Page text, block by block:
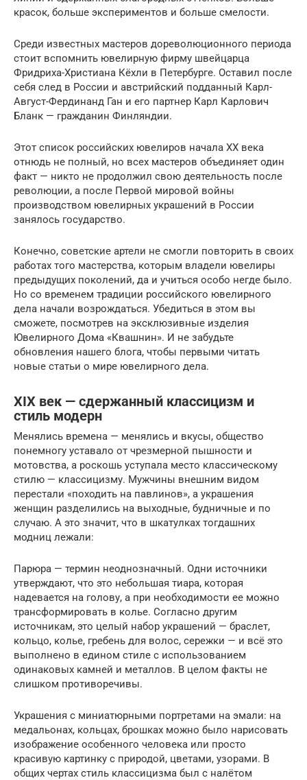
красок, больше экспериментов и больше смелости.
Среди известных мастеров дореволюционного периода
стоит вспомнить ювелирную фирму швейцарца
Фридриха-Христиана Кёхли в Петербурге. Оставил после
себя след в России и австрийский подданный Карл-
Август-Фердинанд Ган и его партнер Карл Карлович
Бланк — гражданин Финляндии.
Этот список российских ювелиров начала ХХ века
отнюдь не полный, но всех мастеров объединяет один
факт — никто не продолжил свою деятельность после
революции, а после Первой мировой войны
производством ювелирных украшений в России
занялось государство.
Конечно, советские артели не смогли повторить в своих
работах того мастерства, которым владели ювелиры
предыдущих поколений, да и учиться особо негде было.
Но со временем традиции российского ювелирного
дела начали возрождаться. Убедиться в этом вы
сможете, посмотрев на эксклюзивные изделия
Ювелирного Дома «Квашнин». И не забудьте
обновления нашего блога, чтобы первыми читать
новые статьи о мире ювелирного дела.
XIX век — сдержанный классицизм и
стиль модерн
Менялись времена — менялись и вкусы, общество
понемногу уставало от чрезмерной пышности и
мотовства, а роскошь уступала место классическому
стилю — классицизму. Мужчины внешним видом
перестали «походить на павлинов», а украшения
женщин разделились на выходные, будничные и по
случаю. А это значит, что в шкатулках тогдашних
модниц лежали:
Парюра — термин неоднозначный. Одни источники
утверждают, что это небольшая тиара, которая
надевается на голову, а при необходимости ее можно
трансформировать в колье. Согласно другим
источникам, это целый набор украшений — браслет,
кольцо, колье, гребень для волос, сережки — и всё это
выполнено в едином стиле с использованием
одинаковых камней и металлов. В целом факты не
слишком противоречивы.
Украшения с миниатюрными портретами на эмали: на
медальонах, кольцах, брошках можно было нарисовать
изображение особенного человека или просто
красивую картинку с природой, цветами, узорами. В
общих чертах стиль классицизма был с налётом